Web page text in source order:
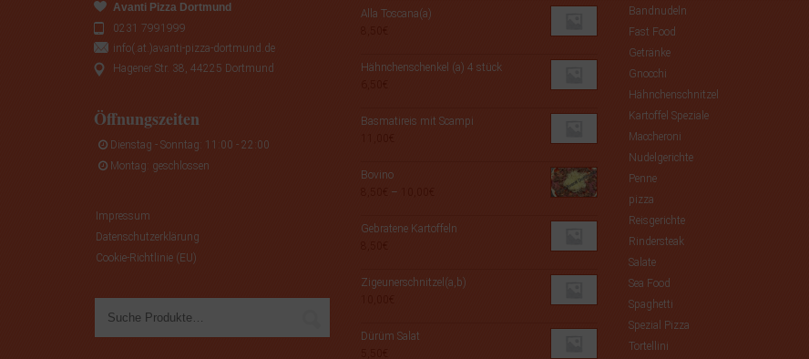
Avanti Pizza Dortmund
0231 7991999
info(.at.)avanti-pizza-dortmund.de
Hagener Str. 38, 44225 Dortmund
Öffnungszeiten
Dienstag - Sonntag: 11:00 - 22:00
Montag: geschlossen
Impressum
Datenschutzerklärung
Cookie-Richtlinie (EU)
Alla Toscana(a)
Hähnchenschenkel (a) 4 stück
Basmatireis mit Scampi
Bovino
–
bis
Gebratene Kartoffeln
Zigeunerschnitzel(a,b)
Dürüm Salat
Bandnudeln
Fast Food
Getränke
Gnocchi
Hähnchenschnitzel
Kartoffel Speziale
Maccheroni
Nudelgerichte
Penne
pizza
Reisgerichte
Rindersteak
Salate
Sea Food
Spaghetti
Spezial Pizza
Tortellini